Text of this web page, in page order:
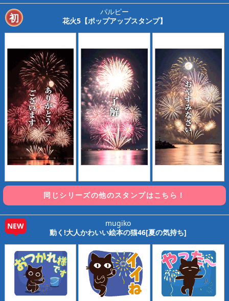
初
パルピー
花火5【ポップアップスタンプ】
同じシリーズの他のスタンプはこちら！
NEW
mugiko
動く!大人かわいい絵本の猫46[夏の気持ち]